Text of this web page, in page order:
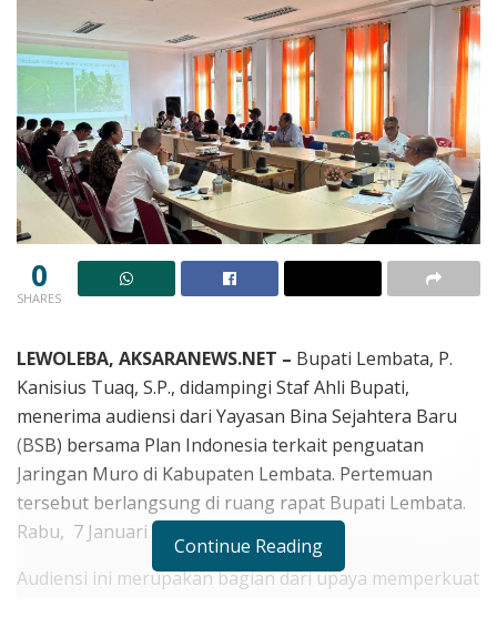
0
SHARES
LEWOLEBA, AKSARANEWS.NET – Bupati Lembata, P.
Kanisius Tuaq, S.P., didampingi Staf Ahli Bupati,
menerima audiensi dari Yayasan Bina Sejahtera Baru
(BSB) bersama Plan Indonesia terkait penguatan
Jaringan Muro di Kabupaten Lembata. Pertemuan
tersebut berlangsung di ruang rapat Bupati Lembata.
Rabu, 7 Januari 2026
Audiensi ini merupakan bagian dari upaya memperkuat
Continue Reading